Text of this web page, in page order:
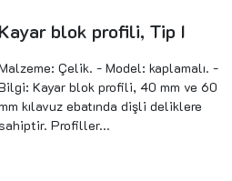
Kayar blok profili, Tip I
Çelik. - Model: kaplamalı. -
Kayar blok profili, 40 mm ve 60
kılavuz ebatında dişli deliklere
sahiptir. Profiller...